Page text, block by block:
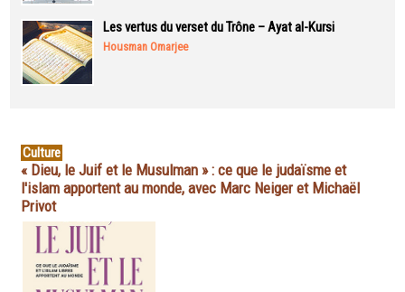
Les vertus du verset du Trône – Ayat al-Kursi
Housman Omarjee
Culture
« Dieu, le Juif et le Musulman » : ce que le judaïsme et
l'islam apportent au monde, avec Marc Neiger et Michaël
Privot